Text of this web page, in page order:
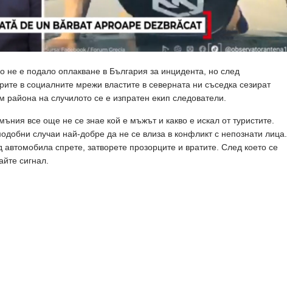
не е подало оплакване в България за инцидента, но след
в социалните мрежи властите в северната ни съседка сезират
района на случилото се е изпратен екип следователи.
все още не се знае кой е мъжът и какво е искал от туристите.
случаи най-добре да не се влиза в конфликт с непознати лица.
автомобила спрете, затворете прозорците и вратите. След което се
сигнал.